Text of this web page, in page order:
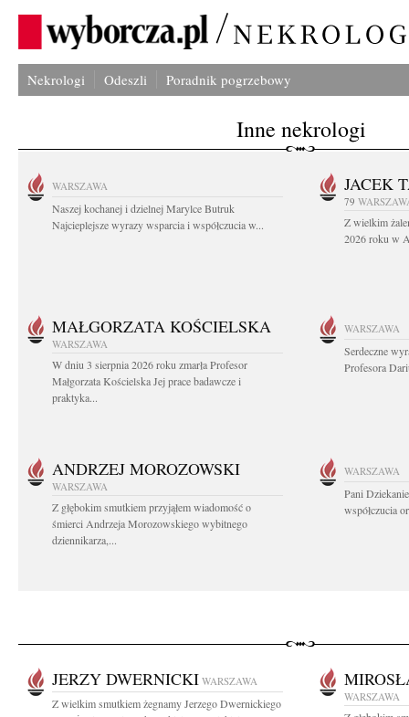
Nekrologi Odeszli Poradnik pogrzebowy
Inne nekrologi
WARSZAWA
Naszej kochanej i dzielnej Marylce Butruk
Najcieplejsze wyrazy wsparcia i współczucia w...
JACEK
79
Z wielkim
2026 roku w
MAŁGORZATA KOŚCIELSKA
WARSZAWA
W dniu 3 sierpnia 2026 roku zmarła Profesor
Małgorzata Kościelska Jej prace badawcze i
praktyka...
WARSZAWA
Serdeczne
Profesora
ANDRZEJ MOROZOWSKI
WARSZAWA
Z głębokim smutkiem przyjąłem wiadomość o
śmierci Andrzeja Morozowskiego wybitnego
dziennikarza,...
WARSZAWA
Pani
współczucia
JERZY DWERNICKI WARSZAWA
Z wielkim smutkiem żegnamy Jerzego Dwernickiego
WARSZAWA